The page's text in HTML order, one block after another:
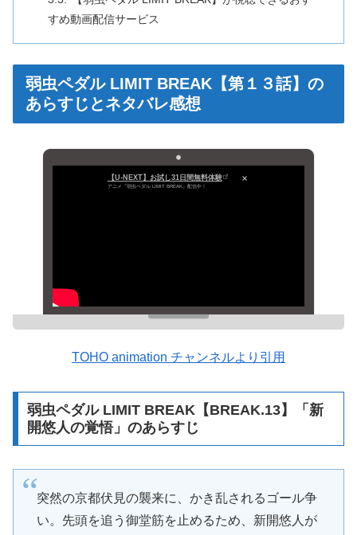
すめ動画配信サービス
弱虫ペダル LIMIT BREAK【第１３話】の
あらすじとネタバレ感想
【U-NEXT】お試し31日間無料体験
アニメ『弱虫ペダル LIMIT BREAK』配信中！
TOHO animation チャンネルより引用
弱虫ペダル LIMIT BREAK【BREAK.13】「新
開悠人の覚悟」のあらすじ
突然の京都伏見の襲来に、かき乱されるゴール争
い。先頭を追う御堂筋を止めるため、新開悠人が